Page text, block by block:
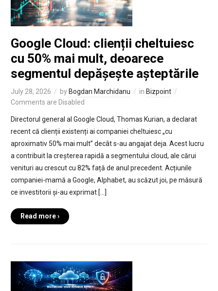
Google Cloud: clienții cheltuiesc
cu 50% mai mult, deoarece
segmentul depășește așteptările
July 28, 2026 by Bogdan Marchidanu in Bizpoint
Comments are Disabled
Directorul general al Google Cloud, Thomas Kurian, a declarat
recent că clienții existenți ai companiei cheltuiesc „cu
aproximativ 50% mai mult” decât s-au angajat deja. Acest lucru
a contribuit la creșterea rapidă a segmentului cloud, ale cărui
venituri au crescut cu 82% față de anul precedent. Acțiunile
companiei-mamă a Google, Alphabet, au scăzut joi, pe măsură
ce investitorii și-au exprimat […]
Read more ›